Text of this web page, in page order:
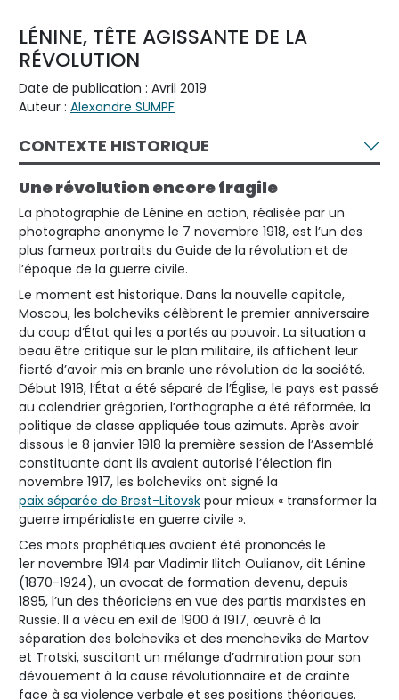
LÉNINE, TÊTE AGISSANTE DE LA
RÉVOLUTION
Date de publication : Avril 2019
Auteur : Alexandre SUMPF
CONTEXTE HISTORIQUE
Une révolution encore fragile
La photographie de Lénine en action, réalisée par un
photographe anonyme le 7 novembre 1918, est l’un des
plus fameux portraits du Guide de la révolution et de
l’époque de la guerre civile.
Le moment est historique. Dans la nouvelle capitale,
Moscou, les bolcheviks célèbrent le premier anniversaire
du coup d’État qui les a portés au pouvoir. La situation a
beau être critique sur le plan militaire, ils affichent leur
fierté d’avoir mis en branle une révolution de la société.
Début 1918, l’État a été séparé de l’Église, le pays est passé
au calendrier grégorien, l’orthographe a été réformée, la
politique de classe appliquée tous azimuts. Après avoir
dissous le 8 janvier 1918 la première session de l’Assemblé
constituante dont ils avaient autorisé l’élection fin
novembre 1917, les bolcheviks ont signé la
paix séparée de Brest-Litovsk pour mieux « transformer la
guerre impérialiste en guerre civile ».
Ces mots prophétiques avaient été prononcés le
1er novembre 1914 par Vladimir Ilitch Oulianov, dit Lénine
(1870-1924), un avocat de formation devenu, depuis
1895, l’un des théoriciens en vue des partis marxistes en
Russie. Il a vécu en exil de 1900 à 1917, œuvré à la
séparation des bolcheviks et des mencheviks de Martov
et Trotski, suscitant un mélange d’admiration pour son
dévouement à la cause révolutionnaire et de crainte
face à sa violence verbale et ses positions théoriques.